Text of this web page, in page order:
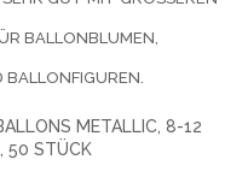
BALLONBLUMEN, B
METALLIC, 8-12
50 STÜCK